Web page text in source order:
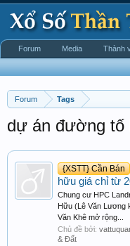
Forum Tags
dự án đường tố
{XSTT} Cần Bán
hữu giá chỉ từ
Chung cư HPC
Hữu (Lê Văn Lương
Văn Khê mở rộng...
Chủ đề bởi:
& Đất
Forum Media Thành